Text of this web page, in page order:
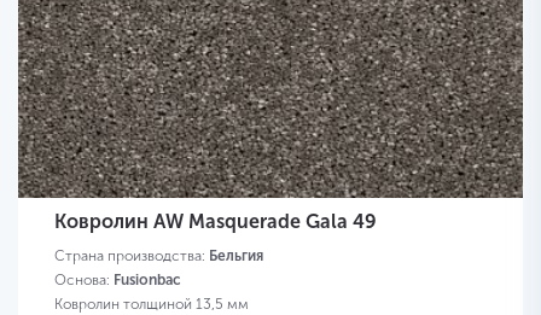
Ковролин AW Masquerade Gala 49
Страна производства: Бельгия
Основа: Fusionbac
Ковролин толщиной 13,5 мм